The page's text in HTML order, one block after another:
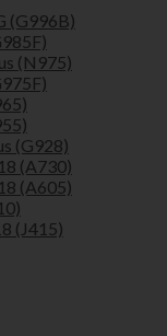
(G996B)
(N975)
(G928)
(A730)
(A605)
(J415)